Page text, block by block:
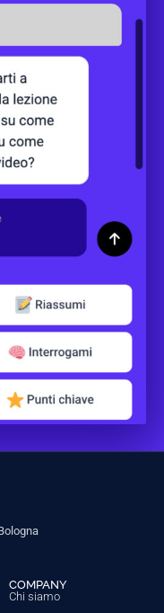
COMPANY
Chi siamo